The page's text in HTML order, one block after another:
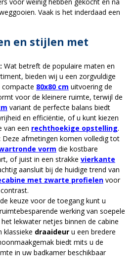
Vaak is het inderdaad een
en stijlen met
Wat betreft de populaire maten en
bieden wij u een zorgvuldige
compacte 80x80 cm uitvoering de
voor de kleinere ruimte, terwijl de
variant de perfecte balans biedt
en efficiëntie, of u kunt kiezen
van een rechthoekige opstelling.
Deze afmetingen komen volledig tot
vorm die kostbare
of juist in een strakke vierkante
aansluit bij de huidige trend van
met zwarte profielen voor
keuze voor de toegang kunt u
werking van soepele
het lekwater netjes binnen de cabine
klassieke draaideur u een bredere
biedt mits u de
in uw badkamer beschikbaar